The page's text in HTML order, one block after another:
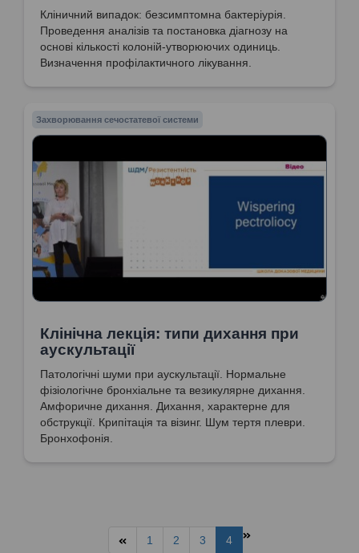
Кліничний випадок: безсимптомна бактеріурія.
Проведення аналізів та постановка діагнозу на
основі кількості колоній-утворюючих одиниць.
Визначення профілактичного лікування.
Захворювання сечостатевої системи
Клінічна лекція: типи дихання при
аускультації
Патологічні шуми при аускультації. Нормальне
фізіологічне бронхіальне та везикулярне дихання.
Амфоричне дихання. Дихання, характерне для
обструкції. Крипітація та візинг. Шум тертя плеври.
Бронхофонія.
1 2 3 4